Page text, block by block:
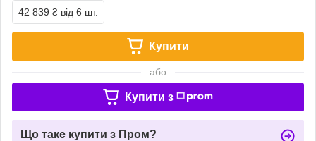
42 839 ₴ від 6 шт.
Купити
або
Купити з
Що таке купити з Пром?